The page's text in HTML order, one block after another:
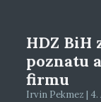
HDZ BiH
poznatu
firmu
Irvin Pekmez | 4.